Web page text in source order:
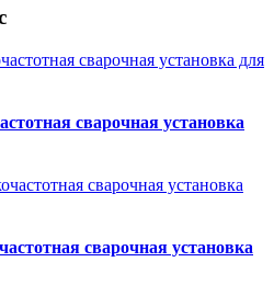
сварочная установка
сварочная установка